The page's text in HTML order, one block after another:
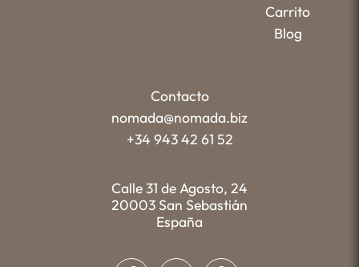
Carrito
Blog
Contacto
nomada@nomada.biz
+34 943 42 61 52
Calle 31 de Agosto, 24
20003 San Sebastián
España